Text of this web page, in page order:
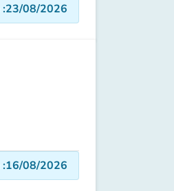
:23/08/2026
:16/08/2026